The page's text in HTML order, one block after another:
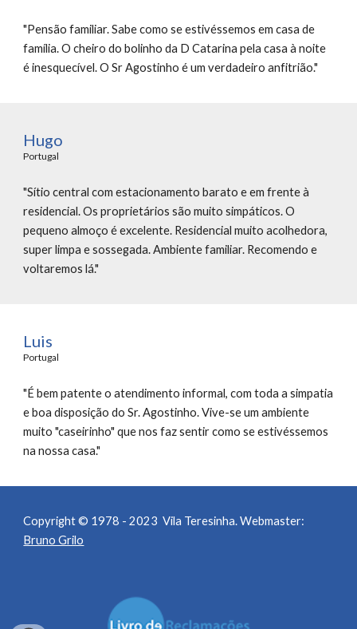
"Pensão familiar. Sabe como se estivéssemos em casa de
família. O cheiro do bolinho da D Catarina pela casa à noite
é inesquecível. O Sr Agostinho é um verdadeiro anfitrião."
Hugo
Portugal
"Sítio central com estacionamento barato e em frente à
residencial. Os proprietários são muito simpáticos. O
pequeno almoço é excelente. Residencial muito acolhedora,
super limpa e sossegada. Ambiente familiar. Recomendo e
voltaremos lá."
Luis
Portugal
"É bem patente o atendimento informal, com toda a simpatia
e boa disposição do Sr. Agostinho. Vive-se um ambiente
muito "caseirinho" que nos faz sentir como se estivéssemos
na nossa casa."
Copyright © 1978 - 2023 Vila Teresinha. Webmaster:
Bruno Grilo